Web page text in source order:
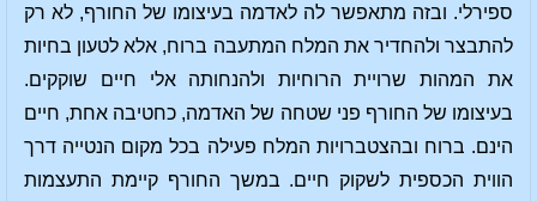
ספירלי. ובזה מתאפשר לה לאדמה בעיצומו של החורף, לא רק
להתבצר ולהחדיר את המלח המתעבה ברוח, אלא לטעון בחיות
את המהות שרויית הרוחיות ולהנחותה אלי חיים שוקקים.
בעיצומו של החורף פני שטחה של האדמה, כחטיבה אחת, חיים
הינם. ברוח ובהצטברויות המלח פעילה בכל מקום הנטייה דרך
הווית הכספית לשקוק חיים. במשך החורף קיימת התעצמות